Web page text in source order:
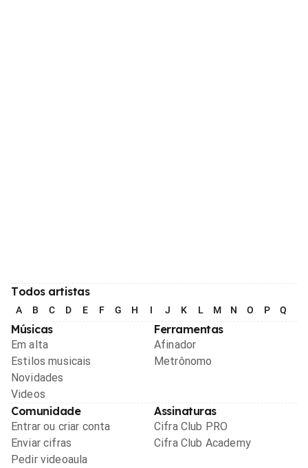
Todos artistas
A B C D E F G H I J K L M N O P Q
Músicas
Em alta
Estilos musicais
Novidades
Videos
Ferramentas
Afinador
Metrônomo
Comunidade
Entrar ou criar conta
Enviar cifras
Pedir videoaula
Assinaturas
Cifra Club PRO
Cifra Club Academy